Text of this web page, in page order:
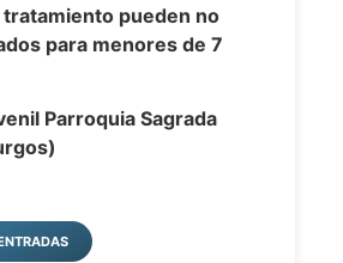
pueden no
para menores de 7
Parroquia Sagrada